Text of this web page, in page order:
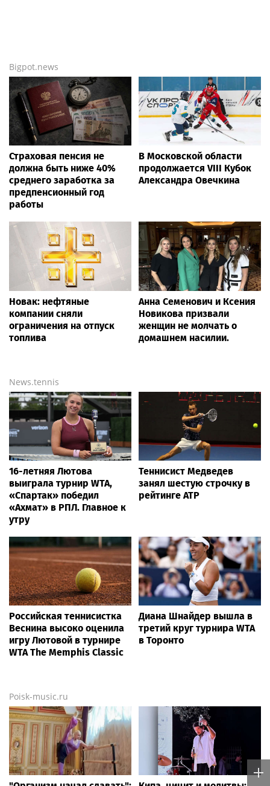
Bigpot.news
Страховая пенсия не
должна быть ниже 40%
среднего заработка за
предпенсионный год
работы
В Московской области
продолжается VIII Кубок
Александра Овечкина
Новак: нефтяные
компании сняли
ограничения на отпуск
топлива
Анна Семенович и Ксения
Новикова призвали
женщин не молчать о
домашнем насилии.
News.tennis
16-летняя Лютова
выиграла турнир WTA,
«Спартак» победил
«Ахмат» в РПЛ. Главное к
утру
Теннисист Медведев
занял шестую строчку в
рейтинге ATP
Российская теннисистка
Веснина высоко оценила
игру Лютовой в турнире
WTA The Memphis Classic
Диана Шнайдер вышла в
третий круг турнира WTA
в Торонто
Poisk-music.ru